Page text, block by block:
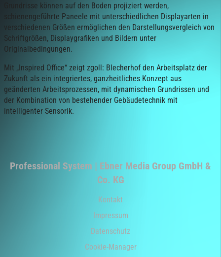
Grundrisse können auf den Boden projiziert werden,
schienengeführte Paneele mit unterschiedlichen Displayarten in
verschiedenen Größen ermöglichen den Darstellungsvergleich von
Schriftgrößen, Displaygrafiken und Bildern unter
Originalbedingungen.
Mit „Inspired Office“ zeigt zgoll: Blecherhof den Arbeitsplatz der
Zukunft als ein integriertes, ganzheitliches Konzept aus
geänderten Arbeitsprozessen, mit dynamischen Grundrissen und
der Kombination von bestehender Gebäudetechnik mit
intelligenter Sensorik.
Professional System | Ebner Media Group GmbH &
Co. KG
Kontakt
Impressum
Datenschutz
Cookie-Manager